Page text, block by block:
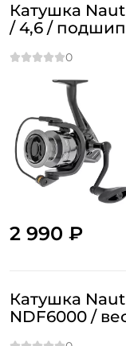
Катушка
/ 4,6 /
2 990 ₽
Катушка
NDF6000 / вес: 390гр. / 4,7 /